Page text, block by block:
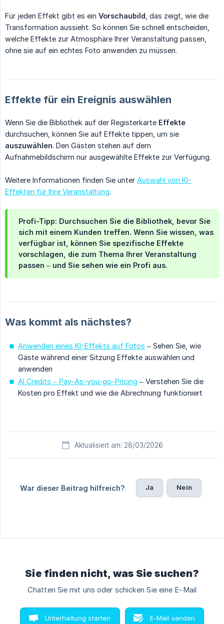
Für jeden Effekt gibt es ein Vorschaubild , das zeigt, wie die
Transformation aussieht. So können Sie schnell entscheiden,
welche Effekte zur Atmosphäre Ihrer Veranstaltung passen,
ohne sie auf ein echtes Foto anwenden zu müssen.
Effekte für ein Ereignis auswählen
Wenn Sie die Bibliothek auf der Registerkarte Effekte
durchsuchen, können Sie auf Effekte tippen, um sie
auszuwählen. Den Gästen stehen auf dem
Aufnahmebildschirm nur ausgewählte Effekte zur Verfügung.
Weitere Informationen finden Sie unter Auswahl von KI-
Effekten für Ihre Veranstaltung.
Profi-Tipp: Durchsuchen Sie die Bibliothek, bevor Sie
sich mit einem Kunden treffen. Wenn Sie wissen, was
verfügbar ist, können Sie spezifische Effekte
vorschlagen, die zum Thema Ihrer Veranstaltung
passen – und Sie sehen wie ein Profi aus.
Was kommt als nächstes?
Anwenden eines KI-Effekts auf Fotos – Sehen Sie, wie
Gäste während einer Sitzung Effekte auswählen und
anwenden
AI Credits – Pay-As-you-go-Pricing – Verstehen Sie die
Kosten pro Effekt und wie die Abrechnung funktioniert
Aktualisiert am: 28/03/2026
War dieser Beitrag hilfreich? Ja Nein
Sie finden nicht, was Sie suchen?
Chatten Sie mit uns oder schicken Sie eine E-Mail
Unterhaltung starten E-Mail senden